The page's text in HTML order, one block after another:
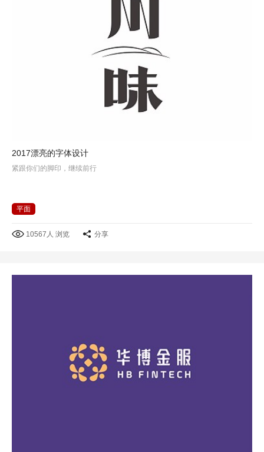
2017漂亮的字体设计
紧跟你们的脚印，继续前行
平面
10567人 浏览 分享